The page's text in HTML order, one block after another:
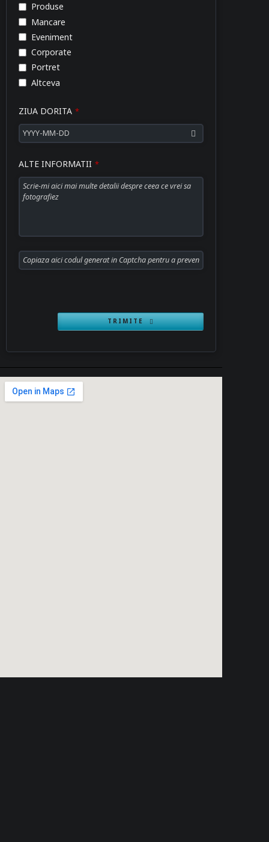
Produse
Mancare
Eveniment
Corporate
Portret
Altceva
ZIUA DORITA *
ALTE INFORMATII *
TRIMITE